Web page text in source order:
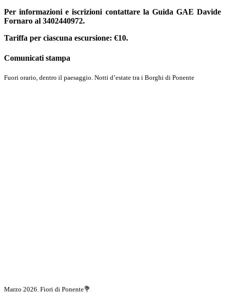
Per informazioni e iscrizioni contattare la Guida GAE Davide
Fornaro al 3402440972.
Tariffa per ciascuna escursione: €10.
Comunicati stampa
Fuori orario, dentro il paesaggio. Notti d’estate tra i Borghi di Ponente
Marzo 2026. Fiori di Ponente💐